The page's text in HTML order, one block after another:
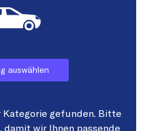
auswählen
Kategorie gefunden. Bitte
damit wir Ihnen passende